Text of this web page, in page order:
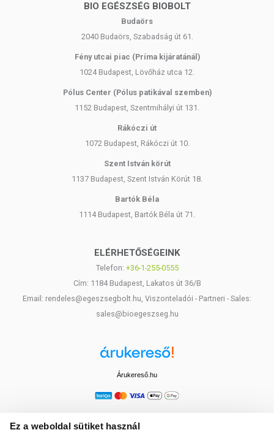
Ez a weboldal sütiket használ
BIO EGÉSZSÉG BIOBOLT
Budaörs
2040 Budaörs, Szabadság út 61.
Fény utcai piac (Príma kijáratánál)
1024 Budapest, Lövőház utca 12.
Pólus Center (Pólus patikával szemben)
1152 Budapest, Szentmihályi út 131.
Rákóczi út
1072 Budapest, Rákóczi út 10.
Szent István körút
1137 Budapest, Szent István Körút 18.
Bartók Béla
1114 Budapest, Bartók Béla út 71.
ELÉRHETŐSÉGEINK
Telefon: +36-1-255-0555
Cím: 1184 Budapest, Lakatos út 36/B
Email: rendeles@egeszsegbolt.hu, Viszonteladói - Partneri - Sales:
sales@bioegeszseg.hu
Árukereső.hu